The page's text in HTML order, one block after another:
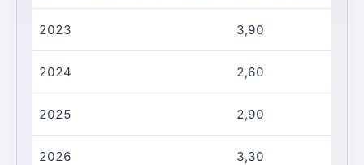
2023 3,90
2024 2,60
2025 2,90
2026 3,30